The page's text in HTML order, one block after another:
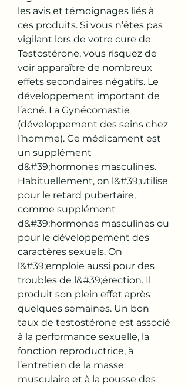
les avis et témoignages liés à
ces produits. Si vous n’êtes pas
vigilant lors de votre cure de
Testostérone, vous risquez de
voir apparaître de nombreux
effets secondaires négatifs. Le
développement important de
l’acné. La Gynécomastie
(développement des seins chez
l’homme). Ce médicament est
un supplément
d&#39;hormones masculines.
Habituellement, on l&#39;utilise
pour le retard pubertaire,
comme supplément
d&#39;hormones masculines ou
pour le développement des
caractères sexuels. On
l&#39;emploie aussi pour des
troubles de l&#39;érection. Il
produit son plein effet après
quelques semaines. Un bon
taux de testostérone est associé
à la performance sexuelle, la
fonction reproductrice, à
l’entretien de la masse
musculaire et à la pousse des